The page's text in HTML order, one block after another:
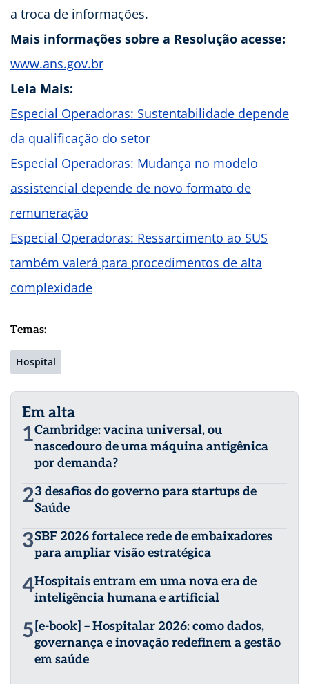
a troca de informações.
Mais informações sobre a Resolução acesse:
www.ans.gov.br
Leia Mais:
Especial Operadoras: Sustentabilidade depende
da qualificação do setor
Especial Operadoras: Mudança no modelo
assistencial depende de novo formato de
remuneração
Especial Operadoras: Ressarcimento ao SUS
também valerá para procedimentos de alta
complexidade
Temas:
Hospital
Em alta
1Cambridge: vacina universal, ou
nascedouro de uma máquina antigênica
por demanda?
23 desafios do governo para startups de
Saúde
3SBF 2026 fortalece rede de embaixadores
para ampliar visão estratégica
4Hospitais entram em uma nova era de
inteligência humana e artificial
5 [e-book] – Hospitalar 2026: como dados,
governança e inovação redefinem a gestão
em saúde